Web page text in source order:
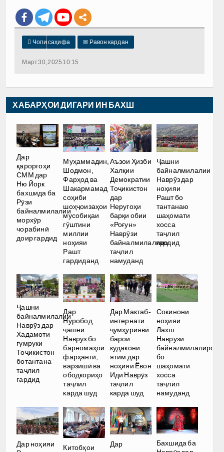
 Чопи саҳифа ✉ Равон кардан
Март 30, 2025 10:15
ХАБАРҲОИ ДИГАРИ ИН БАХШ
Дар
қароргоҳи
СММ дар
Ню Йорк
бахшида ба
Рӯзи
байналмилалии
морхӯр
чорабинӣ
доир гардид
Муҳаммадин,
Шодмон,
Фарҳод ва
Шакармамад
соҳиби
шоҳҷоизаҳои
мусобиқаи
гӯштини
миллии
ноҳияи
Рашт
гардиданд
Аъзои Ҳизби
Халқии
Демократии
Тоҷикистон
дар
Неругоҳи
барқи обии
«Роғун»
Наврӯзи
байналмилалиро
таҷлил
намуданд
Ҷашни
байналмилалии
Наврӯз дар
ноҳияи
Рашт бо
тантанаю
шаҳомати
хосса
таҷлил
гардид
Ҷашни
байналмилалии
Наврӯз дар
Хадамоти
гумруки
Тоҷикистон
ботантана
таҷлил
гардид
Дар
Нуробод
ҷашни
Наврӯз бо
барномаҳои
фарҳангӣ,
варзишӣ ва
ободкориҳо
таҷлил
карда шуд
Дар Мактаб-
интернати
ҷумҳуриявӣ
барои
кӯдакони
ятим дар
ноҳияи Ёвон
Иди Наврӯз
таҷлил
карда шуд
Сокинони
ноҳияи
Лахш
Наврӯзи
байналмилалиро
бо
шаҳомати
хосса
таҷлил
намуданд
Дар ноҳияи
Китобҳои
Дар
Бахшида ба